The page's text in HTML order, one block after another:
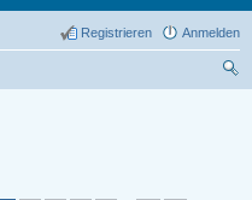
Anmelden
Registrieren